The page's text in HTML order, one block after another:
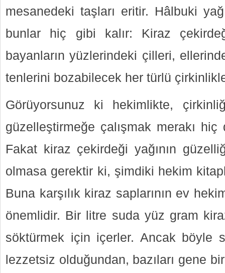
mesanedeki taşları eritir. Hâlbuki
bunlar hiç gibi kalır: Kiraz
bayanların yüzlerindeki çilleri,
tenlerini bozabilecek her türlü
Görüyorsunuz ki hekimlikte,
güzelleştirmeğe çalışmak merakı
Fakat kiraz çekirdeği yağının
olmasa gerektir ki, şimdiki hekim
Buna karşılık kiraz saplarının ev
önemlidir. Bir litre suda yüz gram
söktürmek için içerler. Ancak böyle
lezzetsiz olduğundan, bazıları gene